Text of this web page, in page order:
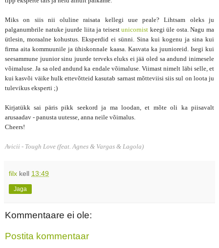
Miks on siis nii oluline raisata kellegi uue peale? Lihtsam oleks ju
palganumbrile natuke juurde liita ja teisestunicornist keegi üle osta. Nagu ma
ütlesin, moraalne kohustus. Eksperdid ei sünni. Sina kui kogenu ja sina kui
firma aita kommuunile ja ühiskonnale kaasa. Kasvata ka juunioreid. Isegi kui
seesammune juunior sinu juurde terveks eluks ei jää oled sa andund inimesele
võimaluse. Ja sa oled andund ka endale võimaluse. Viimast nimelt läbi selle, et
kui kasvõi väike hulk ettevõtteid kasutab sarnast mõtteviisi siis sul on loota ju
tulevikus eksperti ;)
Kirjatükk sai päris pikk seekord ja ma loodan, et mõte oli ka piisavalt
arusaadav - panusta uutesse, anna neile võimalus.
Cheers!
Avicii - Tough Love (feat. Agnes & Vargas & Lagola)
filx kell 13:49
Jaga
Kommentaare ei ole:
Postita kommentaar